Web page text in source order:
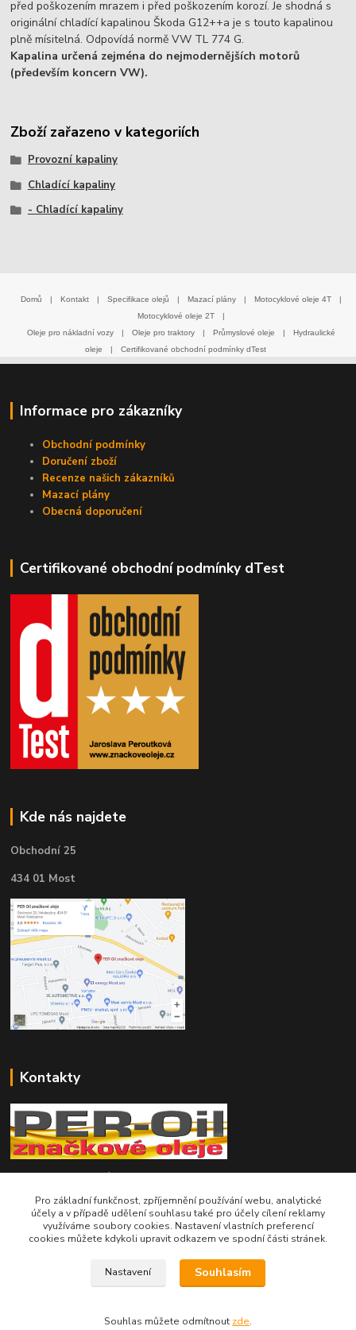
před poškozením mrazem i před poškozením korozí. Je shodná s
originální chladící kapalinou Škoda G12++a je s touto kapalinou
plně mísitelná. Odpovídá normě VW TL 774 G.
Kapalina určená zejména do nejmodernějších motorů
(především koncern VW).
Zboží zařazeno v kategoriích
Provozní kapaliny
Chladící kapaliny
- Chladící kapaliny
Domů | Kontakt | Specifikace olejů | Mazací plány | Motocyklové oleje 4T
|
Motocyklové oleje 2T
|
Oleje pro nákladní vozy
| Oleje pro traktory | Průmyslové oleje |
Hydraulické
oleje
| Certifikované obchodní podmínky dTest
Informace pro zákazníky
Obchodní podmínky
Doručení zboží
Recenze našich zákazníků
Mazací plány
Obecná doporučení
Certifikované obchodní podmínky dTest
Kde nás najdete
Obchodní 25
434 01 Most
Kontakty
Telefon pro technické dotazy: 775 113 255
Telefon do našeho obchodu : 774 993 479
info@znackoveoleje.cz
Pro základní funkčnost, zpříjemnění používání webu, analytické
účely a v případě udělení souhlasu také pro účely cílení reklamy
využíváme soubory cookies. Nastavení vlastních preferencí
cookies můžete kdykoli upravit odkazem ve spodní části stránek.
Nastavení Souhlasím
Souhlas můžete odmítnout zde.